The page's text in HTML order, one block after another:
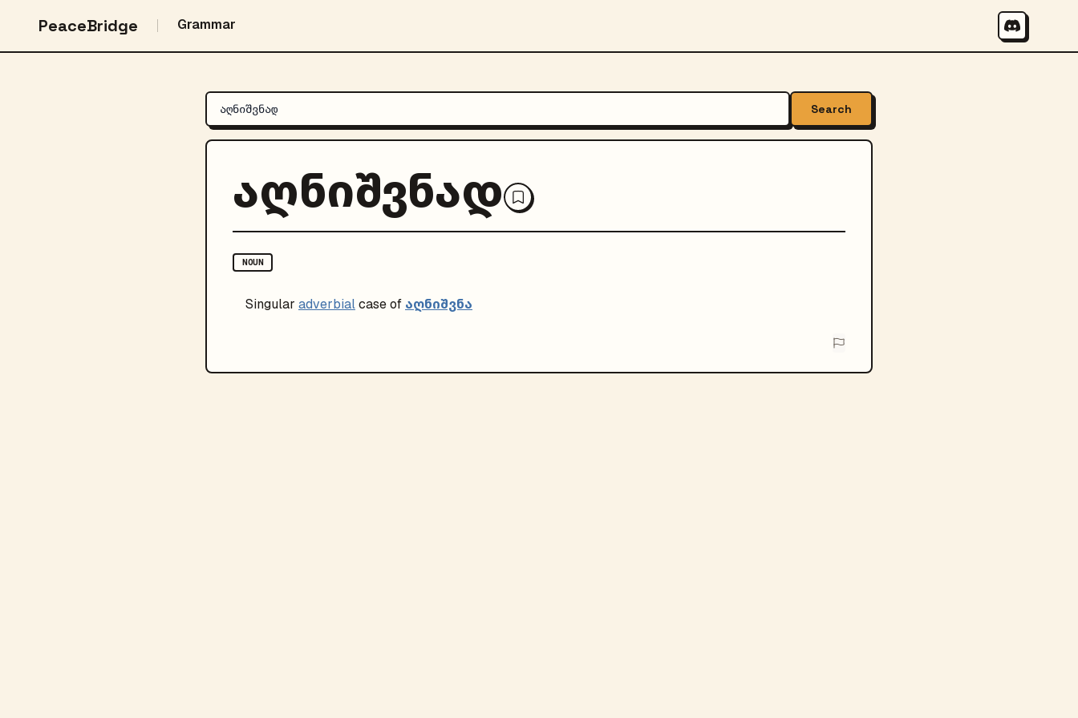
PeaceBridge Grammar
Search
აღნიშვნად
NOUN
Singular adverbialcase of აღნიშვნა